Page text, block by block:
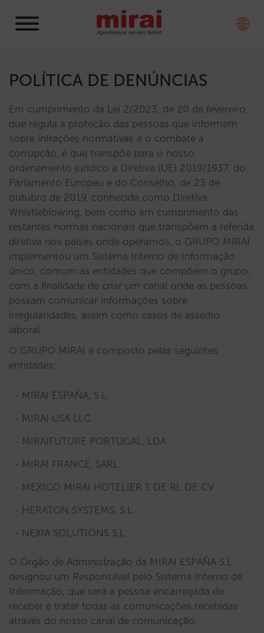
POLÍTICA DE DENÚNCIAS
Em cumprimento da Lei 2/2023, de 20 de fevereiro,
que regula a proteção das pessoas que informem
sobre infrações normativas e o combate à
corrupção, e que transpõe para o nosso
ordenamento jurídico a Diretiva (UE) 2019/1937, do
Parlamento Europeu e do Conselho, de 23 de
outubro de 2019, conhecida como Diretiva
Whistleblowing, bem como em cumprimento das
restantes normas nacionais que transpõem a referida
diretiva nos países onde operamos, o GRUPO MIRAI
implementou um Sistema Interno de Informação
único, comum às entidades que compõem o grupo,
com a finalidade de criar um canal onde as pessoas
possam comunicar informações sobre
irregularidades, assim como casos de assédio
laboral.
O GRUPO MIRAI é composto pelas seguintes
entidades:
MIRAI ESPAÑA, S.L
MIRAI USA LLC
MIRAIFUTURE PORTUGAL, LDA
MIRAI FRANCE, SARL
MEXICO MIRAI HOTELIER S DE RL DE CV
HERATON SYSTEMS, S.L.
NEXIA SOLUTIONS S.L
O Órgão de Administração da MIRAI ESPAÑA S.L.
designou um Responsável pelo Sistema Interno de
Informação, que será a pessoa encarregada de
receber e tratar todas as comunicações recebidas
através do nosso canal de comunicação.